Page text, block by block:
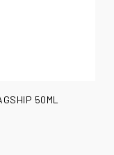
50ML